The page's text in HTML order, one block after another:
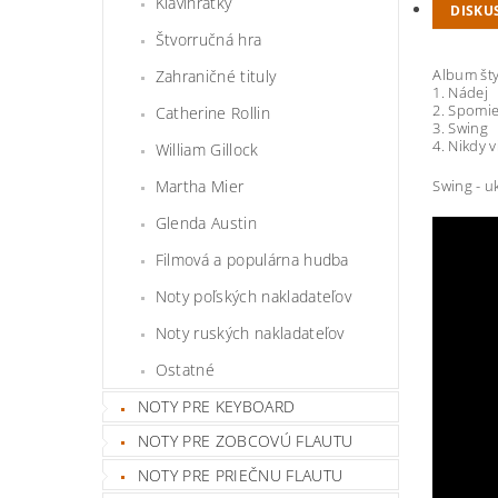
Štvorručná hra
Zahraničné tituly
Catherine Rollin
William Gillock
Martha Mier
Glenda Austin
Filmová a populárna hudba
Noty poľských nakladateľov
Noty ruských nakladateľov
Ostatné
NOTY PRE KEYBOARD
NOTY PRE ZOBCOVÚ FLAUTU
NOTY PRE PRIEČNU FLAUTU
Album
1. Nádej
2.
3. Swing
4. Nikdy
Swing -